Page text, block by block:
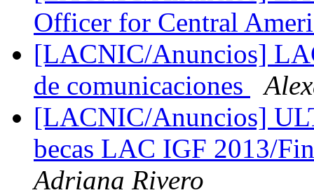
Officer for Central
[LACNIC/Anuncios]
de comunicaciones
[LACNIC/Anuncios]
becas LAC IGF 2013/
Adriana Rivero